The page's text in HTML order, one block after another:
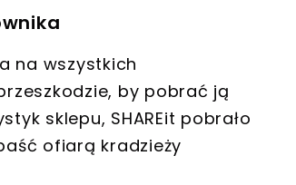
na wszystkich
by pobrać ją
sklepu, SHAREit pobrało
ofiarą kradzieży